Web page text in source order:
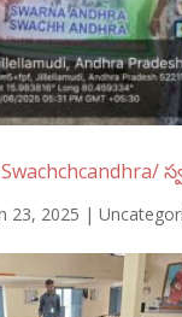
23, 2025 |